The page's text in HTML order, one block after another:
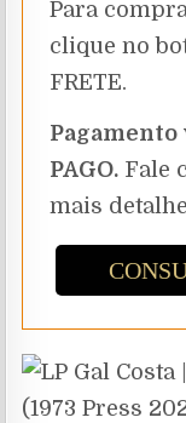
Para
clique no
FRETE.
Pagamento
PAGO. Fale
mais